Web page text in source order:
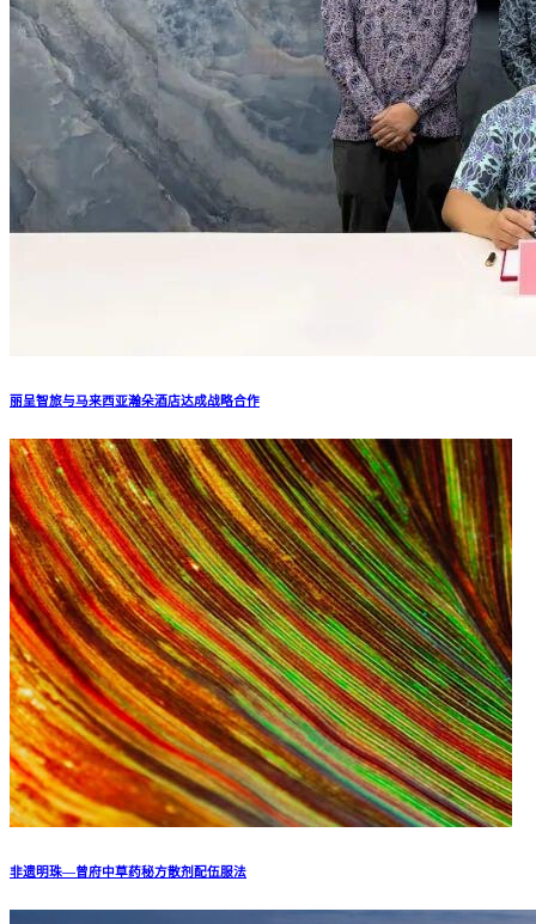
丽呈智旅与马来西亚瀚朵酒店达成战略合作
非遗明珠—曾府中草药秘方散剂配伍服法